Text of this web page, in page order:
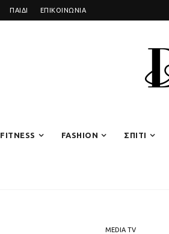
ΠΑΙΔΙ ΕΠΙΚΟΙΝΩΝΙΑ
FITNESS FASHION ΣΠΙΤΙ
MEDIA TV